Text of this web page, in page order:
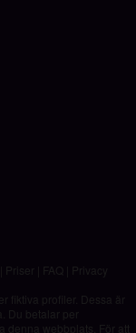
Priser
Privacy
fiktiva profiler. Dessa är
betalar per
denna webbplats. För att